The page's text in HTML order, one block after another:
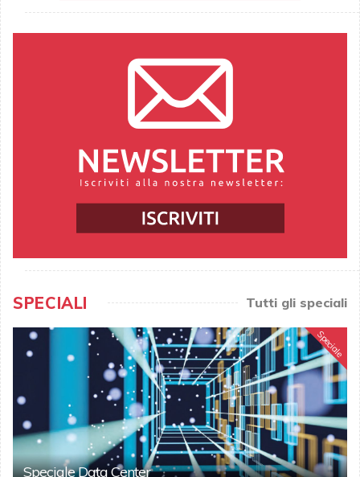
SPECIALI Tutti gli speciali
Speciale
Speciale Data Center